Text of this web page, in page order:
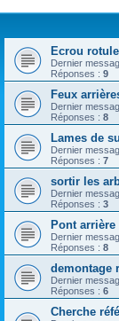
Ecrou
Dernier
Réponses : 9
Feux
Dernier
Réponses : 8
Lames de
Dernier
Réponses : 7
sortir les
Dernier
Réponses : 3
Pont arrière
Dernier
Réponses : 8
demontage
Dernier
Réponses : 6
Cherche